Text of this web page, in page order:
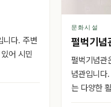
니다. 주변
어 시민
문화시설
펄벅기념
펄벅기념관
념관입니다
는 다양한